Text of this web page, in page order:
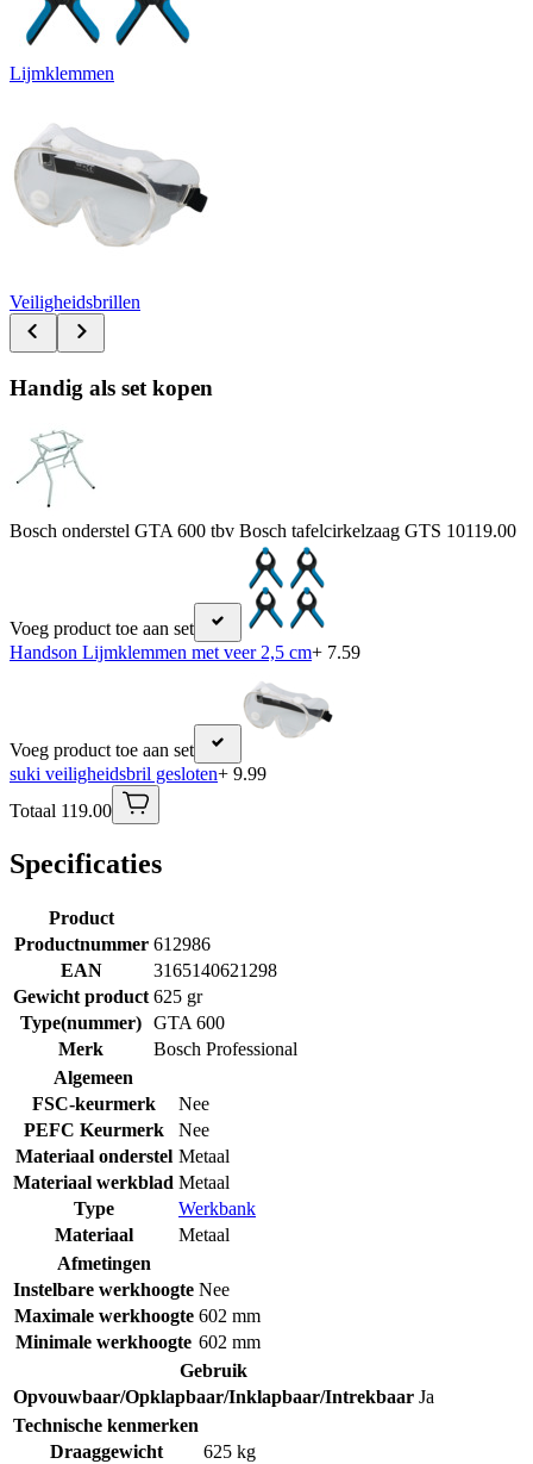
Lijmklemmen
Veiligheidsbrillen
Handig als set kopen
Bosch onderstel GTA 600 tbv Bosch tafelcirkelzaag GTS 10119.00
Voeg product toe aan set
Handson Lijmklemmen met veer 2,5 cm+ 7.59
Voeg product toe aan set
suki veiligheidsbril gesloten+ 9.99
Totaal 119.00
Specificaties
Product
Productnummer 612986
EAN
3165140621298
Gewicht product 625 gr
Type(nummer) GTA 600
Merk
Bosch Professional
Algemeen
FSC-keurmerk
Nee
PEFC Keurmerk
Nee
Materiaal onderstel Metaal
Materiaal werkblad Metaal
Type
Werkbank
Materiaal
Metaal
Afmetingen
Instelbare werkhoogte Nee
Maximale werkhoogte 602 mm
Minimale werkhoogte 602 mm
Gebruik
Opvouwbaar/Opklapbaar/Inklapbaar/Intrekbaar Ja
Technische kenmerken
Draaggewicht
625 kg